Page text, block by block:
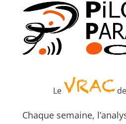
Le
Chaque semaine,